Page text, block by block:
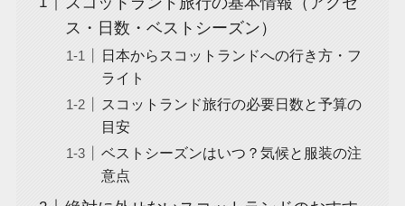
ス・日数・ベストシーズン）
日本からスコットランドへの行き方・フ
ライト
スコットランド旅行の必要日数と予算の
目安
ベストシーズンはいつ？気候と服装の注
意点